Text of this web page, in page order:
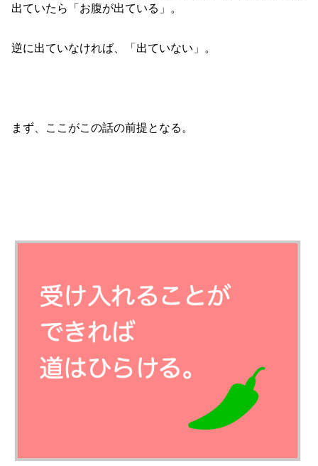
出ていたら「お腹が出ている」。
逆に出ていなければ、「出ていない」。
まず、ここがこの話の前提となる。